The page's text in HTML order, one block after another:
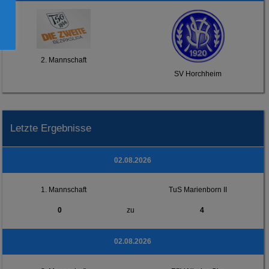
2. Mannschaft
SV Horchheim
Letzte Ergebnisse
02.08.2026
1. Mannschaft TuS Marienborn II
0 zu 4
02.08.2026